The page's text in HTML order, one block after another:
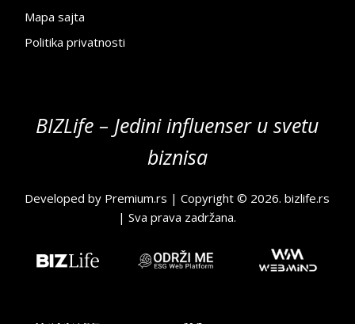
Mapa sajta
Politika privatnosti
BIZLife – Jedini influenser u svetu
biznisa
Developed by Premium.rs | Copyright © 2026.bizlife.rs
| Sva prava zadržana.